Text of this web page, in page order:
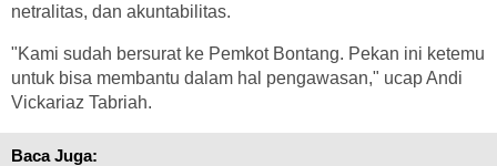
netralitas, dan akuntabilitas.
"Kami sudah bersurat ke Pemkot Bontang. Pekan ini ketemu
untuk bisa membantu dalam hal pengawasan," ucap Andi
Vickariaz Tabriah.
Baca Juga: